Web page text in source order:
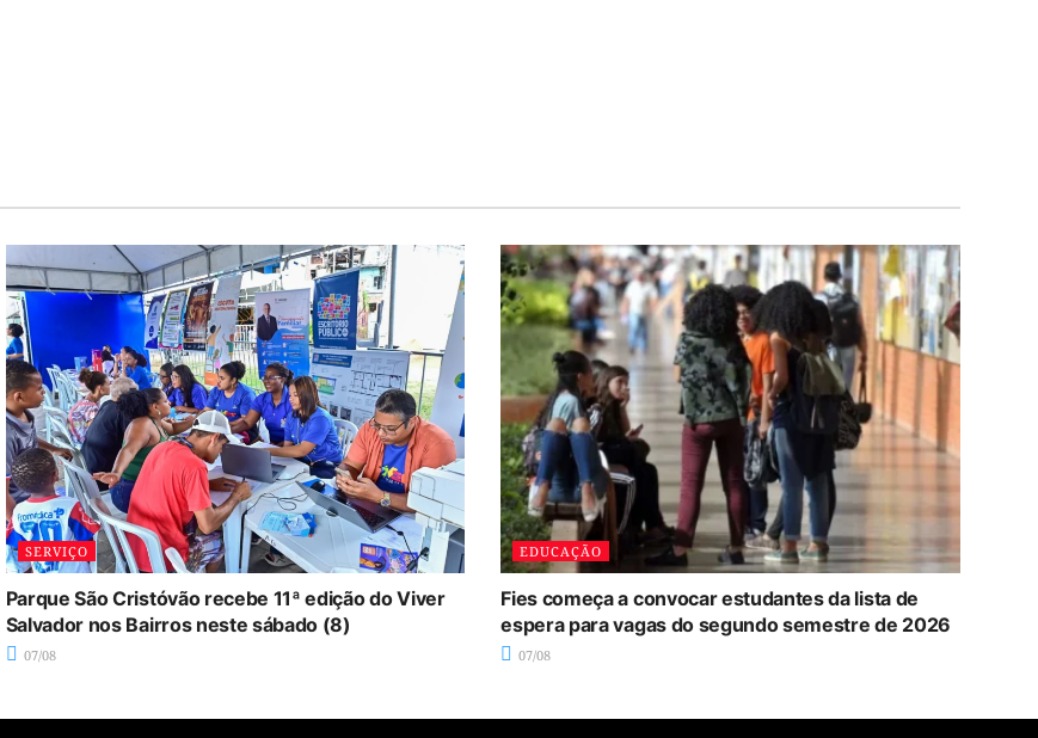
SERVIÇO
Parque São Cristóvão recebe 11ª edição do Viver
Salvador nos Bairros neste sábado (8)
07/08
EDUCAÇÃO
Fies começa a convocar estudantes da lista de
espera para vagas do segundo semestre de 2026
07/08